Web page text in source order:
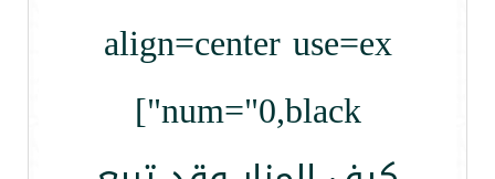
align=center use=ex
num="0,black"]